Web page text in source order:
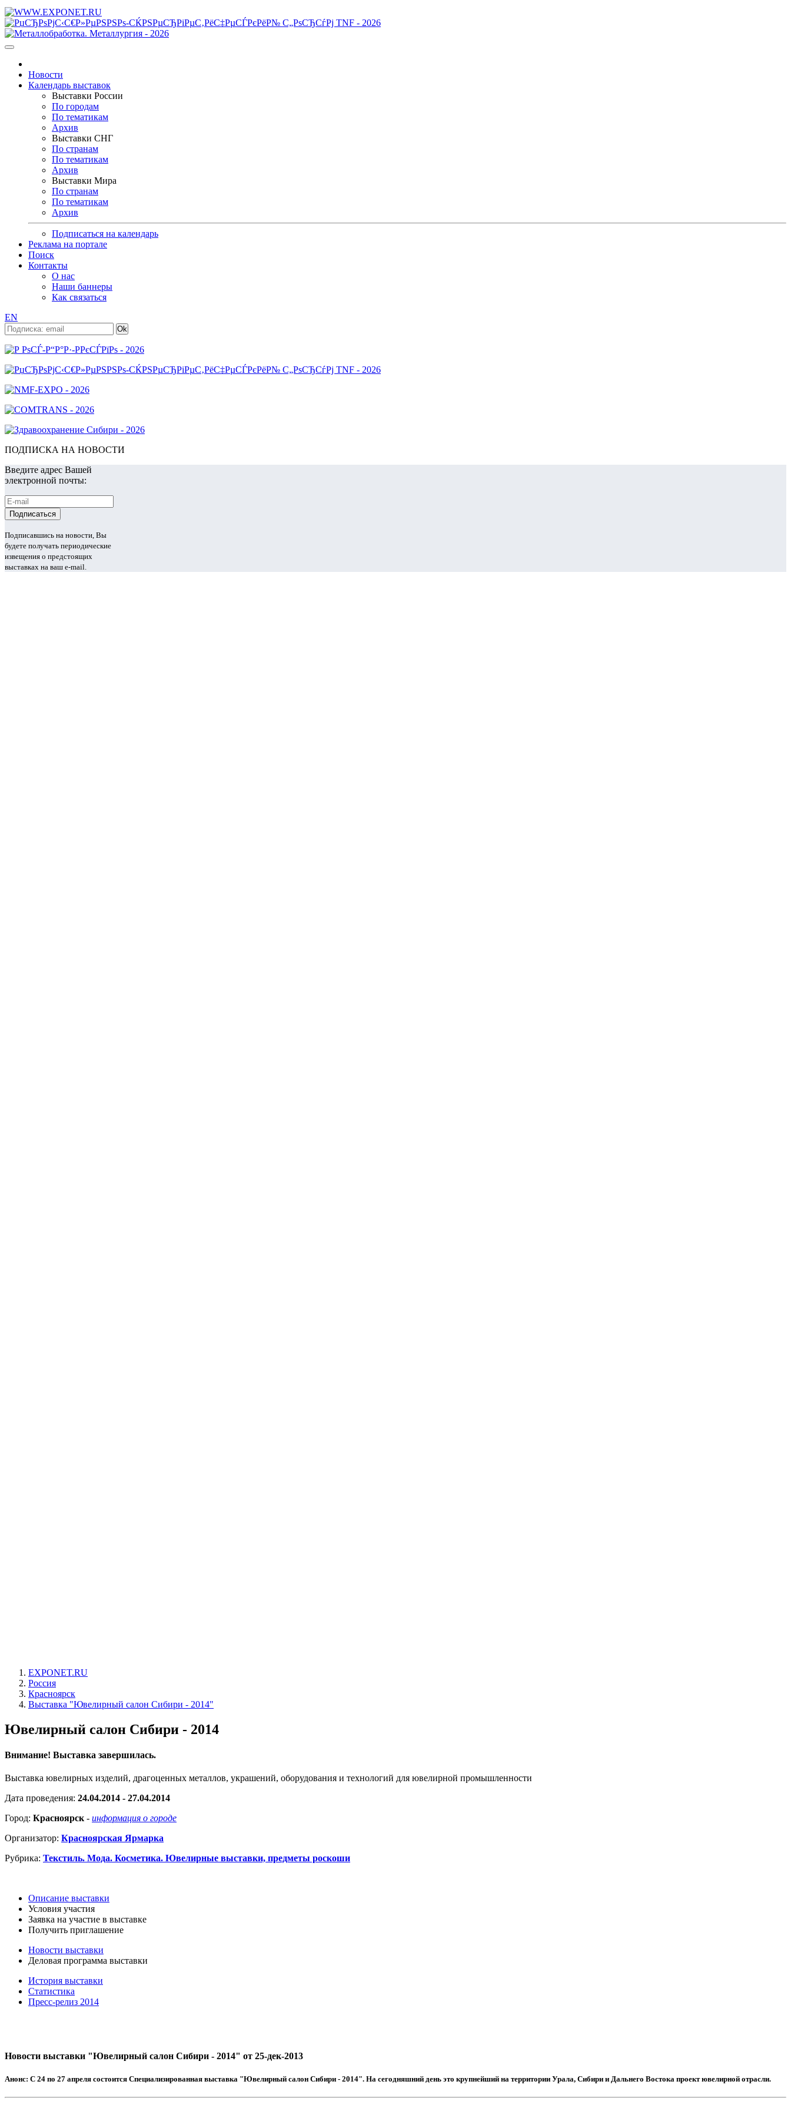
Новости
Календарь выставок
Выставки России
По городам
По тематикам
Архив
Выставки СНГ
По странам
По тематикам
Архив
Выставки Мира
По странам
По тематикам
Архив
Подписаться на календарь
Реклама на портале
Поиск
Контакты
О нас
Наши баннеры
Как связаться
EN
ПОДПИСКА НА НОВОСТИ
Введите адрес Вашей
электронной почты:
Подписавшись на новости, Вы
будете получать периодические
извещения о предстоящих
выставках на ваш e-mail.
EXPONET.RU
Россия
Красноярск
Выставка "Ювелирный салон Сибири - 2014"
Ювелирный салон Сибири - 2014
Внимание! Выставка завершилась.
Выставка ювелирных изделий, драгоценных металлов, украшений, оборудования и технологий для ювелирной промышленности
Дата проведения: 24.04.2014 - 27.04.2014
Город: Красноярск - информация о городе
Организатор: Красноярская Ярмарка
Рубрика: Текстиль. Мода. Косметика. Ювелирные выставки, предметы роскоши
Описание выставки
Условия участия
Заявка на участие в выставке
Получить приглашение
Новости выставки
Деловая программа выставки
История выставки
Статистика
Пресс-релиз 2014
Новости выставки "Ювелирный салон Сибири - 2014" от 25-дек-2013
Анонс: С 24 по 27 апреля состоится Специализированная выставка "Ювелирный салон Сибири - 2014". На сегодняшний день это крупнейший на территории Урала, Сибири и Дальнего Востока проект ювелирной отрасли.